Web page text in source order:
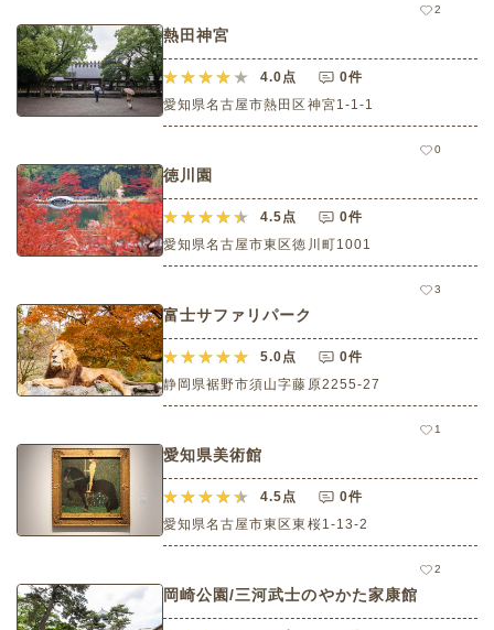
2
熱田神宮
4.0点
0件
愛知県名古屋市熱田区神宮1-1-1
0
徳川園
4.5点
0件
愛知県名古屋市東区徳川町1001
3
富士サファリパーク
5.0点
0件
静岡県裾野市須山字藤原2255-27
1
愛知県美術館
4.5点
0件
愛知県名古屋市東区東桜1‐13‐2
2
岡崎公園/三河武士のやかた家康館